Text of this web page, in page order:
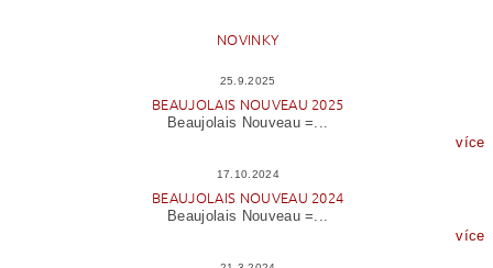
NOVINKY
25.9.2025
BEAUJOLAIS NOUVEAU 2025
Beaujolais Nouveau =...
více
17.10.2024
BEAUJOLAIS NOUVEAU 2024
Beaujolais Nouveau =...
více